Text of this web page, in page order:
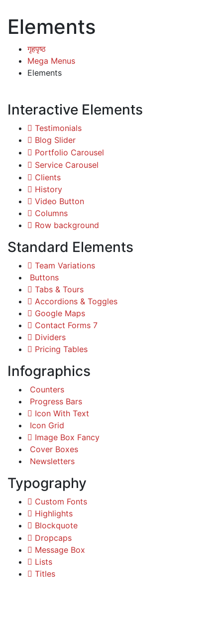
Elements
गृहपृष्ठ
Mega Menus
Elements
Interactive Elements
Testimonials
Blog Slider
Portfolio Carousel
Service Carousel
Clients
History
Video Button
Columns
Row background
Standard Elements
Team Variations
Buttons
Tabs & Tours
Accordions & Toggles
Google Maps
Contact Forms 7
Dividers
Pricing Tables
Infographics
Counters
Progress Bars
Icon With Text
Icon Grid
Image Box Fancy
Cover Boxes
Newsletters
Typography
Custom Fonts
Highlights
Blockquote
Dropcaps
Message Box
Lists
Titles